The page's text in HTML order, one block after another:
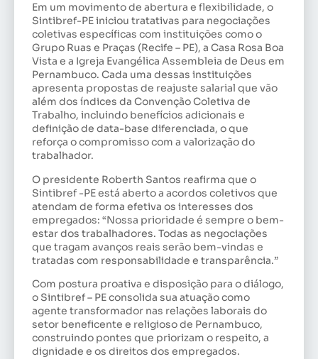
Em um movimento de abertura e flexibilidade, o
Sintibref-PE iniciou tratativas para negociações
coletivas específicas com instituições como o
Grupo Ruas e Praças (Recife – PE), a Casa Rosa Boa
Vista e a Igreja Evangélica Assembleia de Deus em
Pernambuco. Cada uma dessas instituições
apresenta propostas de reajuste salarial que vão
além dos índices da Convenção Coletiva de
Trabalho, incluindo benefícios adicionais e
definição de data-base diferenciada, o que
reforça o compromisso com a valorização do
trabalhador.
O presidente Roberth Santos reafirma que o
Sintibref -PE está aberto a acordos coletivos que
atendam de forma efetiva os interesses dos
empregados: “Nossa prioridade é sempre o bem-
estar dos trabalhadores. Todas as negociações
que tragam avanços reais serão bem-vindas e
tratadas com responsabilidade e transparência.”
Com postura proativa e disposição para o diálogo,
o Sintibref – PE consolida sua atuação como
agente transformador nas relações laborais do
setor beneficente e religioso de Pernambuco,
construindo pontes que priorizam o respeito, a
dignidade e os direitos dos empregados.